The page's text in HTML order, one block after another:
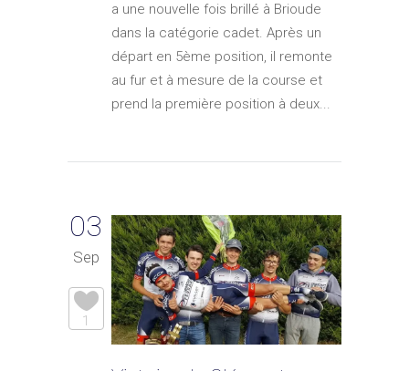
a une nouvelle fois brillé à Brioude
dans la catégorie cadet. Après un
départ en 5ème position, il remonte
au fur et à mesure de la course et
prend la première position à deux...
03
Sep
1